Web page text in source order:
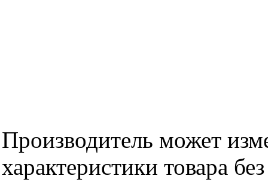
Производитель может
характеристики товара